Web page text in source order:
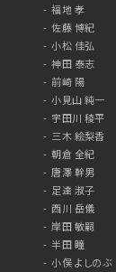
福地 孝
佐藤 博紀
小松 佳弘
神田 泰志
前崎 陽
小見山 純一
宇田川 稜平
三木 絵梨香
朝倉 全紀
唐澤 幹男
足達 淑子
西川 岳儀
岸田 敏嗣
半田 瞳
小俣 よしのぶ